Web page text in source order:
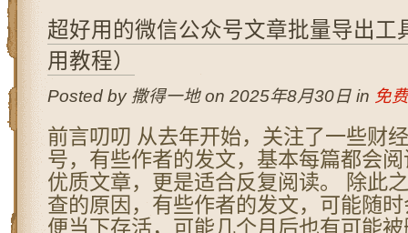
超好用的微信公众号文章批量导出工
用教程）
Posted by 撒得一地 on 2025年8月30日 in 免
前言叨叨 从去年开始，关注了一些财
号，有些作者的发文，基本每篇都会
优质文章，更是适合反复阅读。 除此
查的原因，有些作者的发文，可能随
便当下存活，可能几个月后也有可能